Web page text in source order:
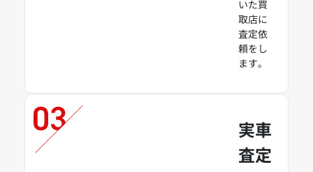
いた買
取店に
査定依
頼をし
ます。
実車
査定